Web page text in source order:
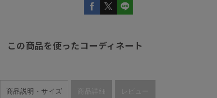
この商品を使ったコーディネート
商品説明・サイズ 商品詳細 レビュー